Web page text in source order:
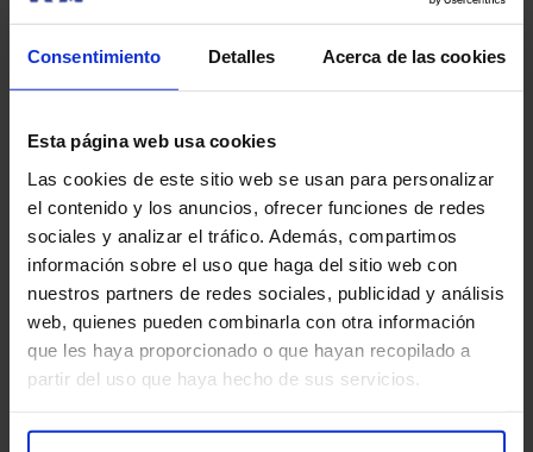
Consentimiento Detalles Acerca de las cookies
Esta página web usa cookies
Las cookies de este sitio web se usan para personalizar
el contenido y los anuncios, ofrecer funciones de redes
sociales y analizar el tráfico. Además, compartimos
información sobre el uso que haga del sitio web con
nuestros partners de redes sociales, publicidad y análisis
web, quienes pueden combinarla con otra información
que les haya proporcionado o que hayan recopilado a
partir del uso que haya hecho de sus servicios.
Beber abundante líquido:bebe abundante líquido
antes y después de la prueba.
embarazada o amamantando, informa a tu médico.
¿Tiene algún riesgo?
El DAT Scan (SPECT) es generalmente seguro, pero
como cualquier procedimiento médico que involucra
radiación, tiene algunos riesgos mínimos a considerar:
Exposición a radiación:la exposición a la radiación
los beneficios superan los riesgos.